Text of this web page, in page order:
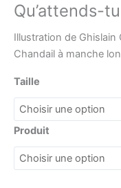
Qu’attends-tu
Illustration de
Chandail à manche
Taille
Produit